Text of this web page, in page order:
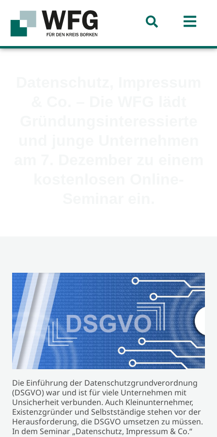
Die Einführung der Datenschutzgrundverordnung
(DSGVO) war und ist für viele Unternehmen mit
Unsicherheit verbunden. Auch Kleinunternehmer,
Existenzgründer und Selbstständige stehen vor der
Herausforderung, die DSGVO umsetzen zu müssen.
In dem Seminar „Datenschutz, Impressum & Co.“